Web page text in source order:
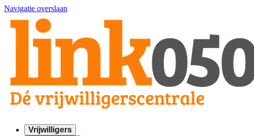
Navigatie overslaan
Vrijwilligers